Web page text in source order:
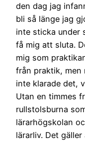
den dag jag
bli så länge jag
inte sticka under
få mig att sluta.
mig som
från praktik, men
inte klarade det,
Utan en timmes
rullstolsburna
lärarhögskolan
lärarliv. Det